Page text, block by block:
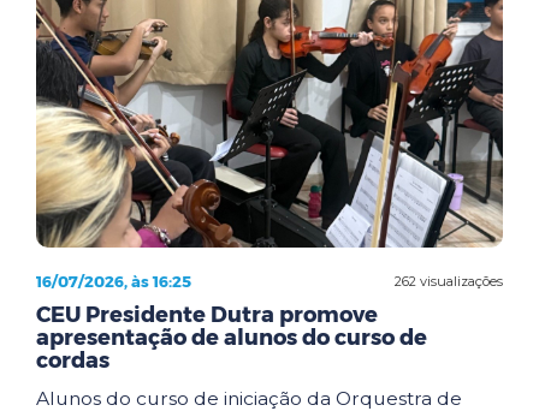
262 visualizações
16/07/2026, às 16:25
CEU Presidente Dutra promove
apresentação de alunos do curso de
cordas
Alunos do curso de iniciação da Orquestra de